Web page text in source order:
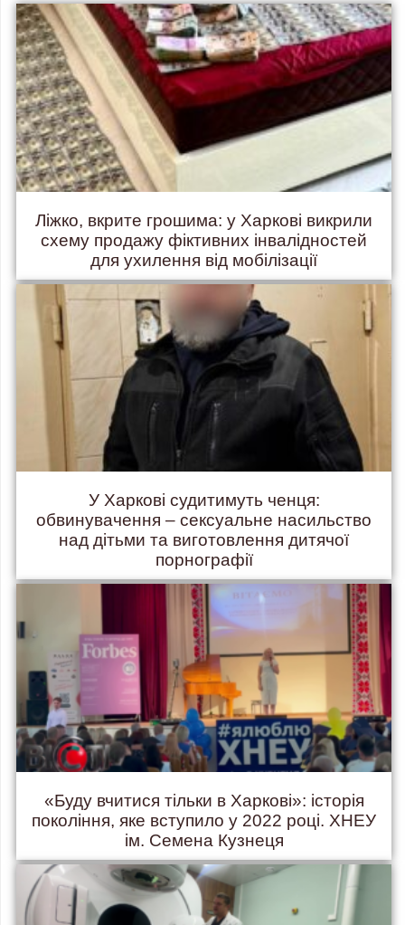
Ліжко, вкрите грошима: у Харкові викрили
схему продажу фіктивних інвалідностей
для ухилення від мобілізації
У Харкові судитимуть ченця:
обвинувачення – сексуальне насильство
над дітьми та виготовлення дитячої
порнографії
«Буду вчитися тільки в Харкові»: історія
покоління, яке вступило у 2022 році. ХНЕУ
ім. Семена Кузнеця